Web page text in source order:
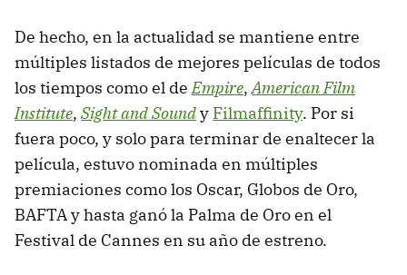
De hecho, en la actualidad se mantiene entre
múltiples listados de mejores películas de todos
los tiempos como el deEmpire,American Film
Institute, Sight and Soundy Filmaffinity. Por si
fuera poco, y solo para terminar de enaltecer la
película, estuvo nominada en múltiples
premiaciones como los Oscar, Globos de Oro,
BAFTA y hasta ganó la Palma de Oro en el
Festival de Cannes en su año de estreno.